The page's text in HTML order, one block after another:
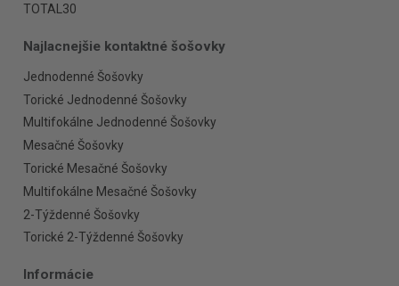
TOTAL30
Najlacnejšie kontaktné šošovky
Jednodenné Šošovky
Torické Jednodenné Šošovky
Multifokálne Jednodenné Šošovky
Mesačné Šošovky
Torické Mesačné Šošovky
Multifokálne Mesačné Šošovky
2-Týždenné Šošovky
Torické 2-Týždenné Šošovky
Informácie